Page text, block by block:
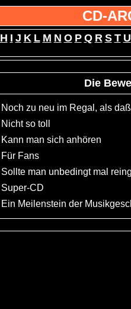
CD-
H I J K L M N O P Q R S T U
Die
Noch zu neu im Regal, als
Nicht so toll
Kann man sich anhören
Für Fans
Sollte man unbedingt mal
Super-CD
Ein Meilenstein der